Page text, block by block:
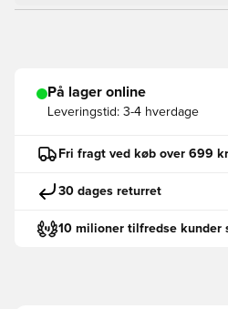
På lager online
Leveringstid: 3-4 hverdage
Fri fragt ved køb over 699 kr
30 dages returret
10 milioner tilfredse kunder